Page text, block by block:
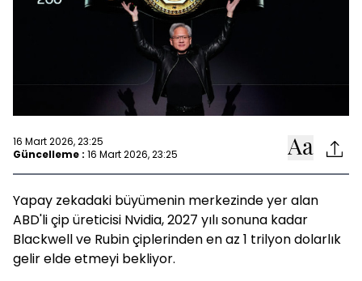
16 Mart 2026, 23:25
Güncelleme : 16 Mart 2026, 23:25
Yapay zekadaki büyümenin merkezinde yer alan
ABD'li çip üreticisi Nvidia, 2027 yılı sonuna kadar
Blackwell ve Rubin çiplerinden en az 1 trilyon dolarlık
gelir elde etmeyi bekliyor.